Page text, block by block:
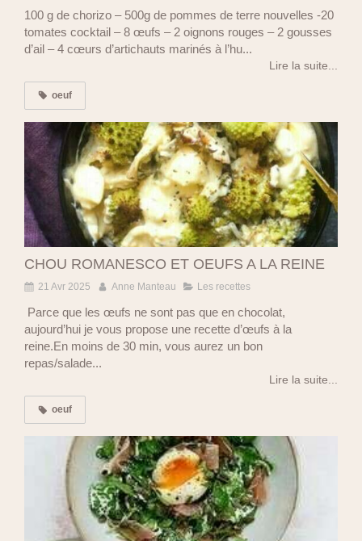
100 g de chorizo – 500g de pommes de terre nouvelles -20
tomates cocktail – 8 œufs – 2 oignons rouges – 2 gousses
d’ail – 4 cœurs d’artichauts marinés à l’hu...
Lire la suite...
oeuf
CHOU ROMANESCO ET OEUFS A LA REINE
21 Avr 2025 Anne Manteau Les recettes
Parce que les œufs ne sont pas que en chocolat,
aujourd’hui je vous propose une recette d’œufs à la
reine.En moins de 30 min, vous aurez un bon
repas/salade...
Lire la suite...
oeuf